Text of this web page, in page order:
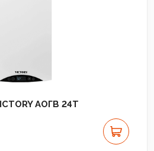
АОГВ 24T